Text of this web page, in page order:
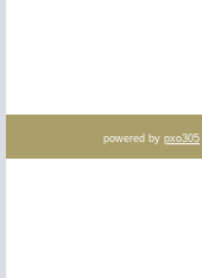
powered by pxo305